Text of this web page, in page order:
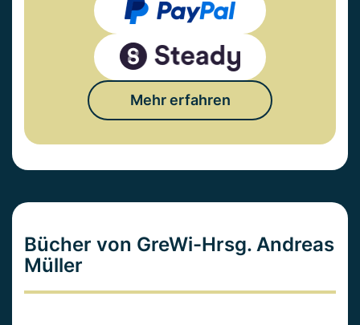
Mehr erfahren
Bücher von GreWi-Hrsg. Andreas
Müller